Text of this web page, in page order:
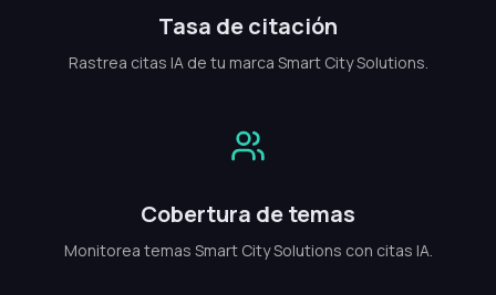
Tasa de citación
Rastrea citas IA de tu marca Smart City Solutions.
Cobertura de temas
Monitorea temas Smart City Solutions con citas IA.